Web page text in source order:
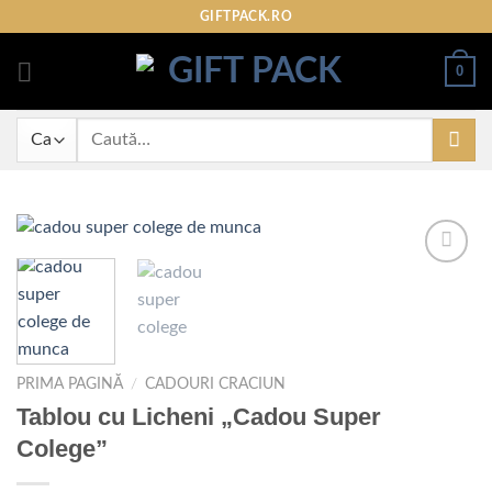
content
GIFTPACK.RO
0
Caută
PRIMA PAGINĂ / CADOURI CRACIUN
Tablou cu Licheni „Cadou Super
Colege”